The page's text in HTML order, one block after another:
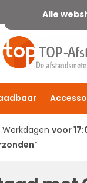
Alle
Werkdagenvoor
*